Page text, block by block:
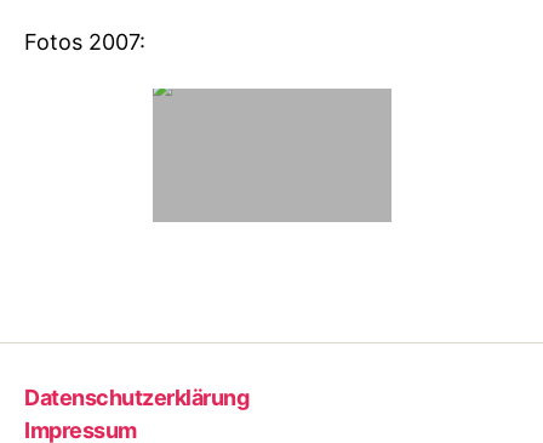
Fotos 2007:
Datenschutzerklärung
Impressum